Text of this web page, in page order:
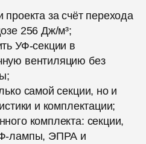
за счёт перехода
256 Дж/м³;
УФ-секции в
вентиляцию без
самой секции, но и
и комплектации;
комплекта: секции,
лампы, ЭПРА и